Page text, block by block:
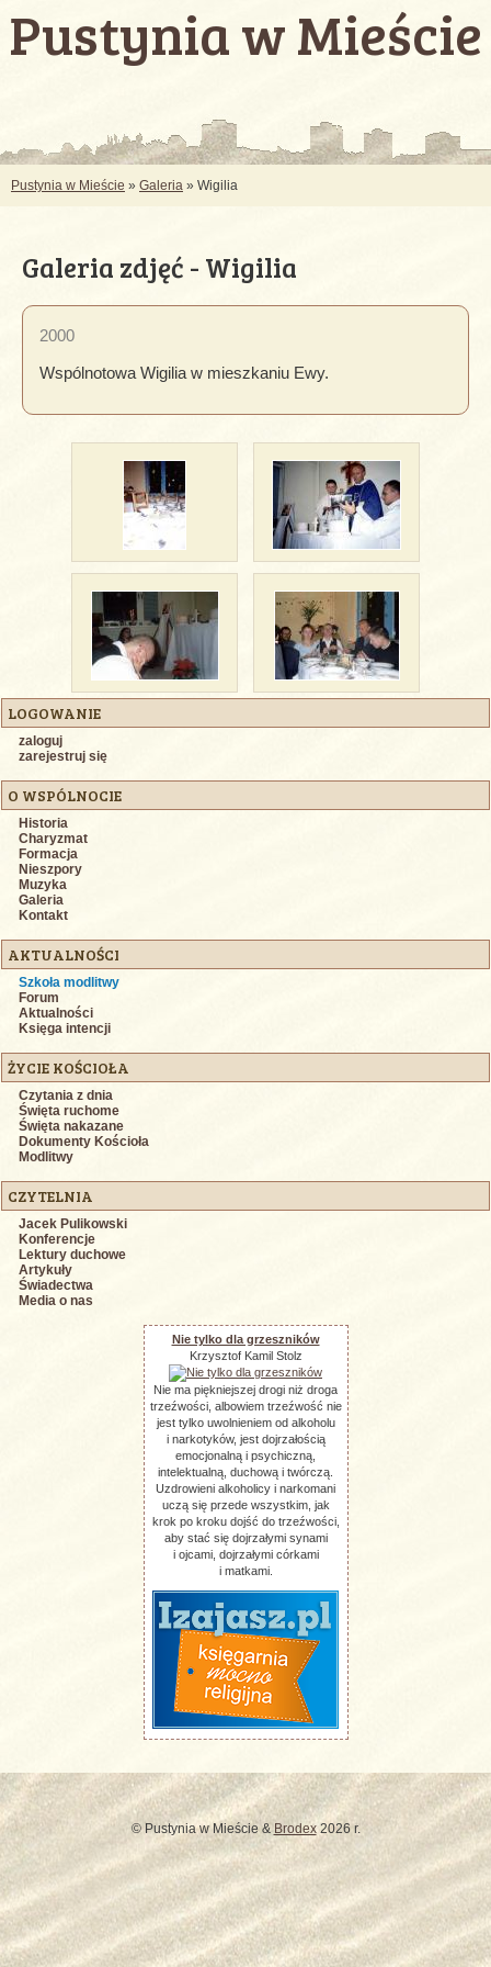
Pustynia w Mieście
Pustynia w Mieście » Galeria » Wigilia
Galeria zdjęć - Wigilia
2000
Wspólnotowa Wigilia w mieszkaniu Ewy.
LOGOWANIE
zaloguj
zarejestruj się
O WSPÓLNOCIE
Historia
Charyzmat
Formacja
Nieszpory
Muzyka
Galeria
Kontakt
AKTUALNOŚCI
Szkoła modlitwy
Forum
Aktualności
Księga intencji
ŻYCIE KOŚCIOŁA
Czytania z dnia
Święta ruchome
Święta nakazane
Dokumenty Kościoła
Modlitwy
CZYTELNIA
Jacek Pulikowski
Konferencje
Lektury duchowe
Artykuły
Świadectwa
Media o nas
Nie tylko dla grzeszników
Krzysztof Kamil Stolz
Nie ma piękniejszej drogi niż droga
trzeźwości, albowiem trzeźwość nie
jest tylko uwolnieniem od alkoholu
i narkotyków, jest dojrzałością
emocjonalną i psychiczną,
intelektualną, duchową i twórczą.
Uzdrowieni alkoholicy i narkomani
uczą się przede wszystkim, jak
krok po kroku dojść do trzeźwości,
aby stać się dojrzałymi synami
i ojcami, dojrzałymi córkami
i matkami.
© Pustynia w Mieście & Brodex2026 r.